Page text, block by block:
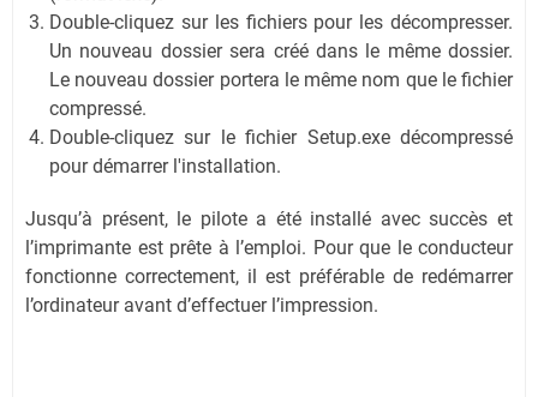
Double-cliquez sur les fichiers pour les décompresser.
Un nouveau dossier sera créé dans le même dossier.
Le nouveau dossier portera le même nom que le fichier
compressé.
Double-cliquez sur le fichier Setup.exe décompressé
pour démarrer l'installation.
Jusqu’à présent, le pilote a été installé avec succès et
l’imprimante est prête à l’emploi. Pour que le conducteur
fonctionne correctement, il est préférable de redémarrer
l’ordinateur avant d’effectuer l’impression.